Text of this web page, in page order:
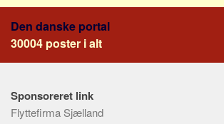
Virksomhed
Investering
Social sikring og sundhed
Den danske portal
30004 poster i alt
Sponsoreret link
Flyttefirma Sjælland